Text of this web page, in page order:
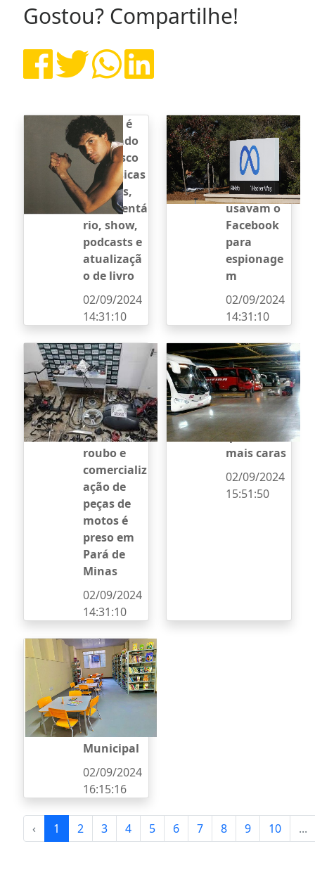
Gostou? Compartilhe!
Cazuza é
reavivado
com disco
de músicas
inéditas,
documentá
rio, show,
podcasts e
atualizaçã
o de livro
02/09/2024
14:31:10
Meta
desativa
contas de
empresas
que
usavam o
Facebook
para
espionage
m
02/09/2024
14:31:10
Suspeito de
integrar
quadrilha
especializa
da em
furto,
roubo e
comercializ
ação de
peças de
motos é
preso em
Pará de
Minas
02/09/2024
14:31:10
Passagens
do
transporte
rodoviário
intermunic
ipal ficam
mais caras
02/09/2024
15:51:50
Prefeitura
de Itaúna
reinauguro
u
Biblioteca
Pública
Municipal
02/09/2024
16:15:16
‹ 1 2 3 4 5 6 7 8 9 10 ...